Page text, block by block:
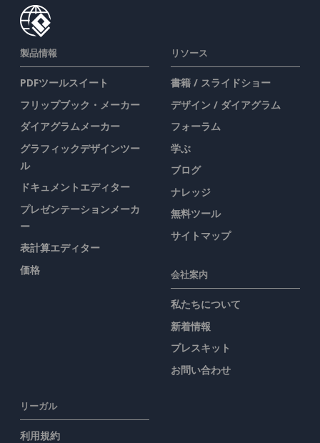
製品情報
PDFツールスイート
フリップブック・メーカー
ダイアグラムメーカー
グラフィックデザインツー
ル
ドキュメントエディター
プレゼンテーションメーカ
ー
表計算エディター
価格
リソース
書籍 / スライドショー
デザイン / ダイアグラム
フォーラム
学ぶ
ブログ
ナレッジ
無料ツール
サイトマップ
会社案内
私たちについて
新着情報
プレスキット
お問い合わせ
リーガル
利用規約